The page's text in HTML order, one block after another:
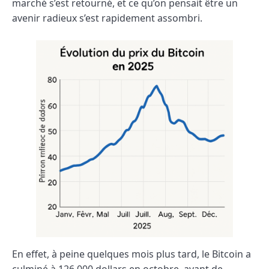
marché s’est retourné, et ce qu’on pensait être un
avenir radieux s’est rapidement assombri.
En effet, à peine quelques mois plus tard, le Bitcoin a